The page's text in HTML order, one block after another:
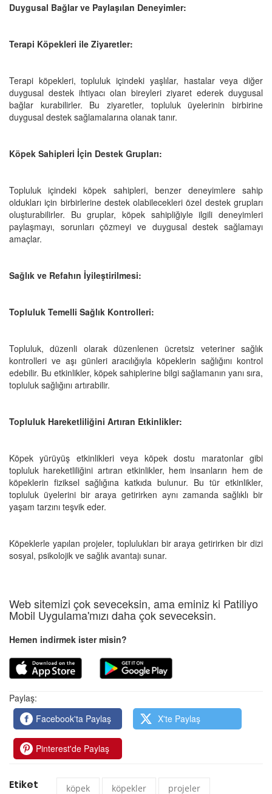
Duygusal Bağlar ve Paylaşılan Deneyimler:
Terapi Köpekleri ile Ziyaretler:
Terapi köpekleri, topluluk içindeki yaşlılar, hastalar veya diğer
duygusal destek ihtiyacı olan bireyleri ziyaret ederek duygusal
bağlar kurabilirler. Bu ziyaretler, topluluk üyelerinin birbirine
duygusal destek sağlamalarına olanak tanır.
Köpek Sahipleri İçin Destek Grupları:
Topluluk içindeki köpek sahipleri, benzer deneyimlere sahip
oldukları için birbirlerine destek olabilecekleri özel destek grupları
oluşturabilirler. Bu gruplar, köpek sahipliğiyle ilgili deneyimleri
paylaşmayı, sorunları çözmeyi ve duygusal destek sağlamayı
amaçlar.
Sağlık ve Refahın İyileştirilmesi:
Topluluk Temelli Sağlık Kontrolleri:
Topluluk, düzenli olarak düzenlenen ücretsiz veteriner sağlık
kontrolleri ve aşı günleri aracılığıyla köpeklerin sağlığını kontrol
edebilir. Bu etkinlikler, köpek sahiplerine bilgi sağlamanın yanı sıra,
topluluk sağlığını artırabilir.
Topluluk Hareketliliğini Artıran Etkinlikler:
Köpek yürüyüş etkinlikleri veya köpek dostu maratonlar gibi
topluluk hareketliliğini artıran etkinlikler, hem insanların hem de
köpeklerin fiziksel sağlığına katkıda bulunur. Bu tür etkinlikler,
topluluk üyelerini bir araya getirirken aynı zamanda sağlıklı bir
yaşam tarzını teşvik eder.
Köpeklerle yapılan projeler, toplulukları bir araya getirirken bir dizi
sosyal, psikolojik ve sağlık avantajı sunar.
Web sitemizi çok seveceksin, ama eminiz ki Patiliyo
Mobil Uygulama'mızı daha çok seveceksin.
Hemen indirmek ister misin?
Paylaş:
Facebook'ta Paylaş
X'te Paylaş
Pinterest'de Paylaş
Etiket köpek köpekler projeler